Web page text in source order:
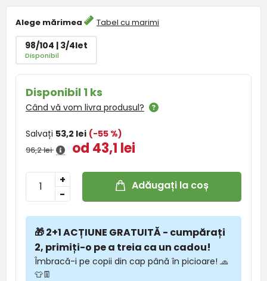
Alege mărimea Tabel cu marimi
98/104 | 3/4let
Disponibil
Disponibil 1 ks
Când vă vom livra produsul?
Salvați 53,2 lei (-55 %)
96,2 lei od 43,1 lei
-
+ Adăugați la coș
🎁 2+1 ACȚIUNE GRATUITĂ - cumpărați
2, primiți-o pe a treia ca un cadou!
Îmbracă-i pe copii din cap până în picioare! 🧢
👕👖